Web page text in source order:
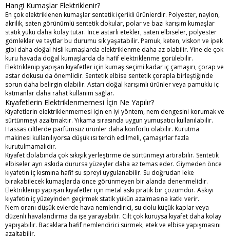
Hangi Kumaşlar Elektriklenir?
En çok elektriklenen kumaşlar sentetik içerikli ürünlerdir. Polyester, naylon,
akrilik, saten görünümlü sentetik dokular, polar ve bazı karışım kumaşlar
statik yükü daha kolay tutar. İnce astarlı etekler, saten elbiseler, polyester
gömlekler ve taytlar bu durumu sık yaşatabilir. Pamuk, keten, viskon ve ipek
gibi daha doğal hisli kumaşlarda elektriklenme daha az olabilir. Yine de çok
kuru havada doğal kumaşlarda da hafif elektriklenme görülebilir.
Elektriklenip yapışan kıyafetler için kumaş seçimi kadar iç çamaşırı, çorap ve
astar dokusu da önemlidir. Sentetik elbise sentetik çorapla birleştiğinde
sorun daha belirgin olabilir. Astarı doğal karışımlı ürünler veya pamuklu iç
katmanlar daha rahat kullanım sağlar.
Kıyafetlerin Elektriklenmemesi İçin Ne Yapılır?
Kıyafetlerin elektriklenmemesi için en iyi yöntem, nem dengesini korumak ve
sürtünmeyi azaltmaktır. Yıkama sırasında uygun yumuşatıcı kullanılabilir.
Hassas ciltlerde parfümsüz ürünler daha konforlu olabilir. Kurutma
makinesi kullanılıyorsa düşük ısı tercih edilmeli, çamaşırlar fazla
kurutulmamalıdır.
Kıyafet dolabında çok sıkışık yerleştirme de sürtünmeyi artırabilir. Sentetik
elbiseler ayrı askıda durursa yüzeyler daha az temas eder. Giymeden önce
kıyafetin iç kısmına hafif su spreyi uygulanabilir. Su doğrudan leke
bırakabilecek kumaşlarda önce görünmeyen bir alanda denenmelidir.
Elektriklenip yapışan kıyafetler için metal askı pratik bir çözümdür. Askıyı
kıyafetin iç yüzeyinden geçirmek statik yükün azalmasına katkı verir.
Nem oranı düşük evlerde hava nemlendirici, su dolu küçük kaplar veya
düzenli havalandırma da işe yarayabilir. Cilt çok kuruysa kıyafet daha kolay
yapışabilir. Bacaklara hafif nemlendirici sürmek, etek ve elbise yapışmasını
azaltabilir.